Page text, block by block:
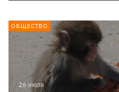
26 июля
ОБЩЕСТВО